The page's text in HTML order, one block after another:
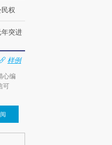
权
年突进
样例
心编
可